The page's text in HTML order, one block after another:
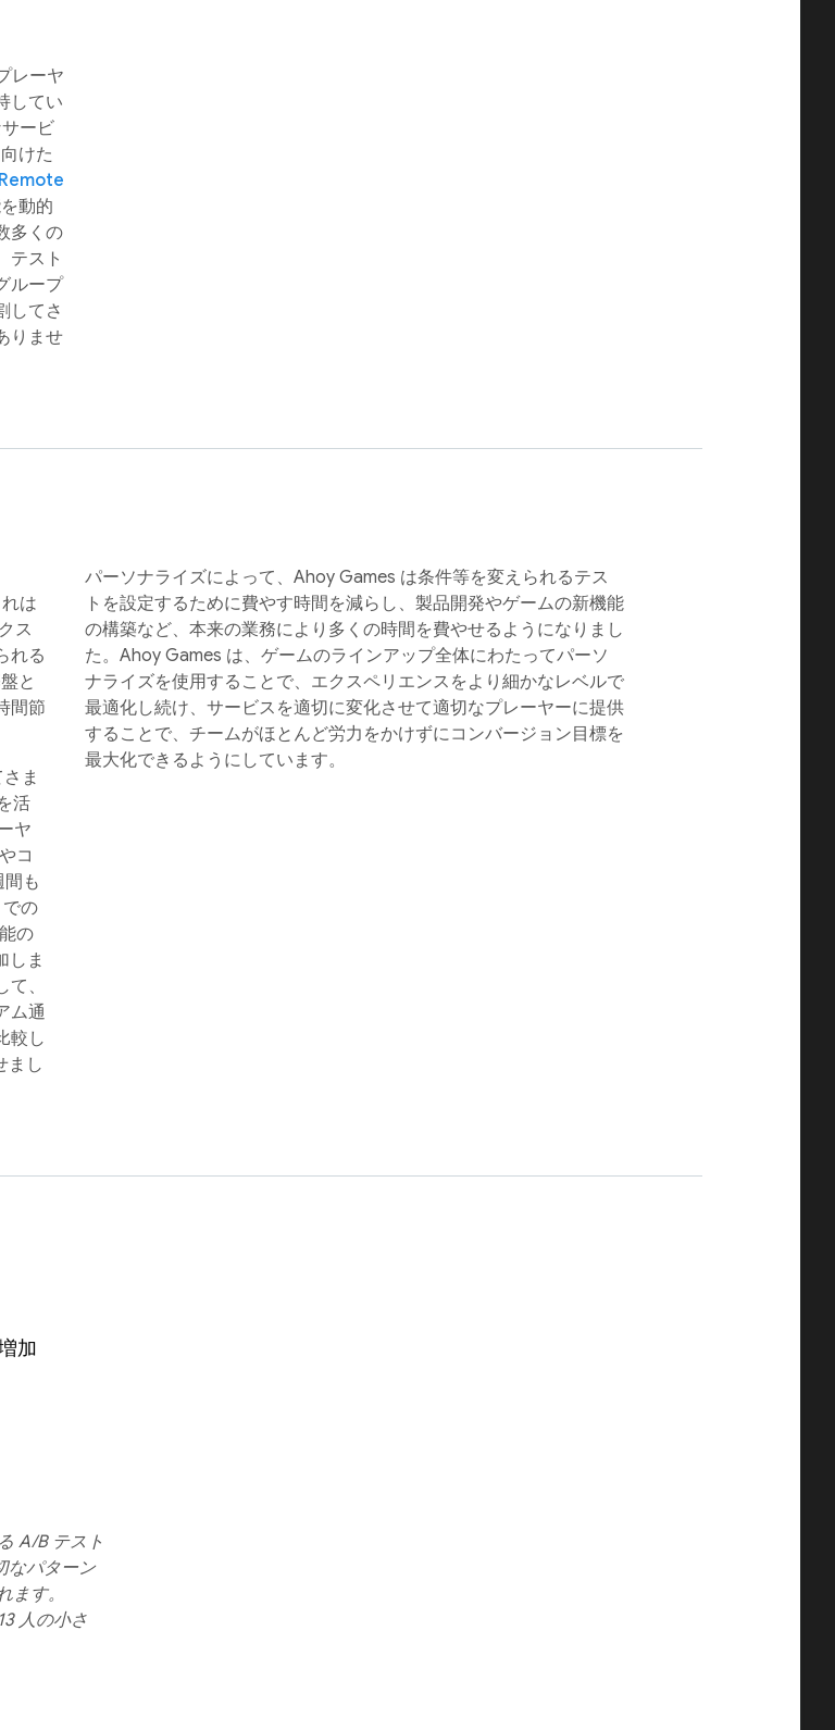
レーヤ
してい
ービ
けた
Remote
動的
多くの
テスト
ループ
してさ
りませ
は
ス
れる
と
間節
ま
活
ヤ
コ
も
の
の
しま
、
ム通
較し
まし
パーソナライズによって、Ahoy Games は条件等を変えられるテス
トを設定するために費やす時間を減らし、製品開発やゲームの新機能
の構築など、本来の業務により多くの時間を費やせるようになりまし
た。Ahoy Games は、ゲームのラインアップ全体にわたってパーソ
ナライズを使用することで、エクスペリエンスをより細かなレベルで
最適化し続け、サービスを適切に変化させて適切なプレーヤーに提供
することで、チームがほとんど労力をかけずにコンバージョン目標を
最大化できるようにしています。
加
A/B テスト
なパターン
す。
人の小さ